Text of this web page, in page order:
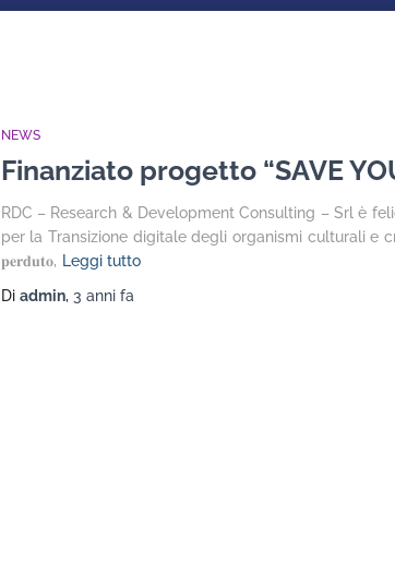
NEWS
Finanziato progetto “SAVE
RDC – Research & Development Consulting – Srl è
per la Transizione digitale degli organismi culturali e
𝐩𝐞𝐫𝐝𝐮𝐭𝐨, Leggi tutto
Di admin, 3 annifa